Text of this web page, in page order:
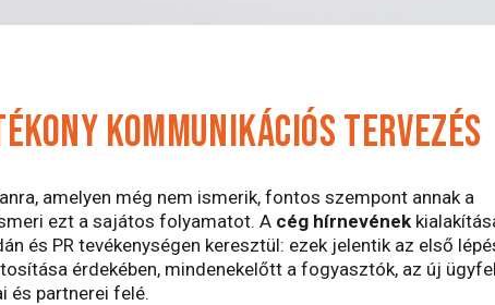
KOMMUNIKÁCIÓS TERVEZÉS
amelyen még nem ismerik, fontos szempont annak a
ezt a sajátos folyamatot. A cég hírnevének
és PR tevékenységen keresztül: ezek jelentik az első
érdekében, mindenekelőtt a fogyasztók, az új
és partnerei felé.